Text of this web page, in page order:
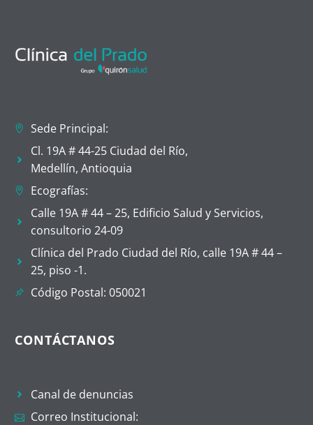
Sede Principal:
Cl. 19A # 44-25 Ciudad del Río,
Medellín, Antioquia
Ecografías:
Calle 19A # 44 – 25, Edificio Salud y Servicios,
consultorio 24-09
Clínica del Prado Ciudad del Río, calle 19A # 44 –
25, piso -1.
Código Postal: 050021
CONTÁCTANOS
Canal de denuncias
Correo Institucional: